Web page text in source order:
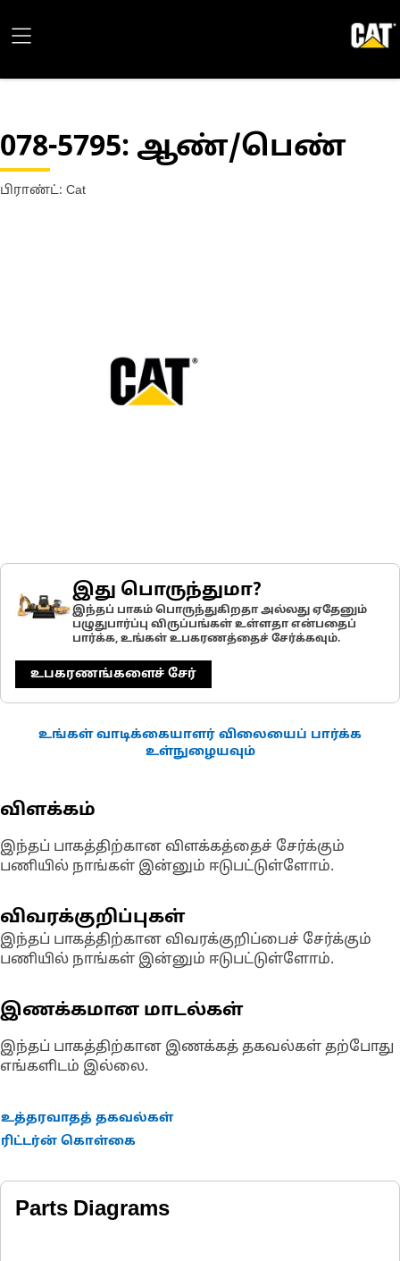
078-5795: ஆண்/பெண்
பிராண்ட்: Cat
இது பொருந்துமா?
இந்தப் பாகம் பொருந்துகிறதா அல்லது ஏதேனும்
பழுதுபார்ப்பு விருப்பங்கள் உள்ளதா என்பதைப்
பார்க்க, உங்கள் உபகரணத்தைச் சேர்க்கவும்.
உபகரணங்களைச் சேர்
உங்கள் வாடிக்கையாளர் விலையைப் பார்க்க
உள்நுழையவும்
விளக்கம்
இந்தப் பாகத்திற்கான விளக்கத்தைச் சேர்க்கும்
பணியில் நாங்கள் இன்னும் ஈடுபட்டுள்ளோம்.
விவரக்குறிப்புகள்
இந்தப் பாகத்திற்கான விவரக்குறிப்பைச் சேர்க்கும்
பணியில் நாங்கள் இன்னும் ஈடுபட்டுள்ளோம்.
இணக்கமான மாடல்கள்
இந்தப் பாகத்திற்கான இணக்கத் தகவல்கள் தற்போது
எங்களிடம் இல்லை.
உத்தரவாதத் தகவல்கள்
ரிட்டர்ன் கொள்கை
Parts Diagrams